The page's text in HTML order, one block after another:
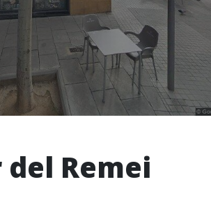
Remei